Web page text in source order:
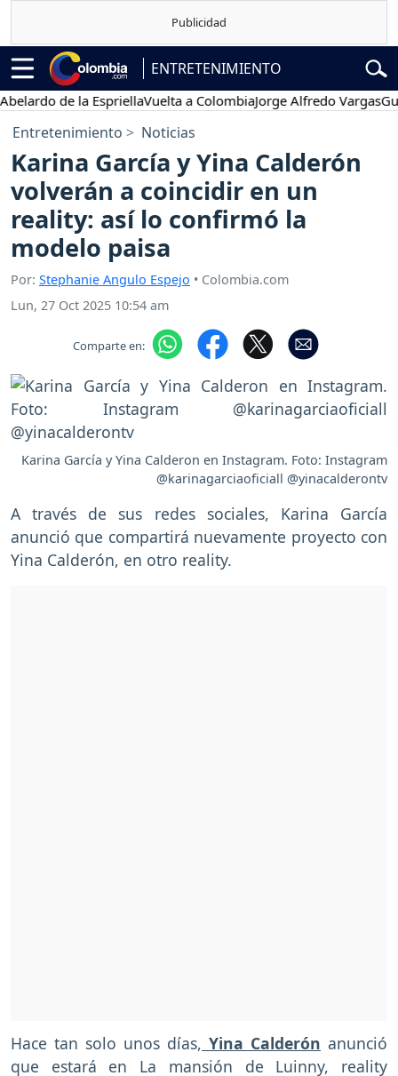
ENTRETENIMIENTO
de la EspriellaVuelta a ColombiaJorge Alfredo Vargas
Entretenimiento Noticias
Karina García y Yina Calderón
volverán a coincidir en un
reality: así lo confirmó la
modelo paisa
Por: Stephanie Angulo Espejo • Colombia.com
Lun, 27 Oct 2025 10:54 am
Comparte en:
Karina García y Yina Calderon en Instagram. Foto: Instagram
@karinagarciaoficiall @yinacalderontv
A través de sus redes sociales, Karina García
anunció que compartirá nuevamente proyecto con
Yina Calderón, en otro reality.
Hace tan solo unos días, Yina Calderón anunció
que estará en La mansión de Luinny, reality